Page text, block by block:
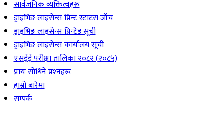
सार्वजनिक व्यक्तित्वहरू
ड्राइभिङ लाइसेन्स प्रिन्ट स्टाटस जाँच
ड्राइभिङ लाइसेन्स प्रिन्टेड सूची
ड्राइभिङ लाइसेन्स कार्यालय सूची
एसईई परीक्षा तालिका २०८२ (२०८५)
प्रायः सोधिने प्रश्‍नहरू
हाम्रो बारेमा
सम्पर्क